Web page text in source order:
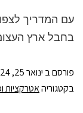
עם המדריך
בחבל ארץ
פורסם ב ינואר 25, 2024
בקטגוריהאטרקציות